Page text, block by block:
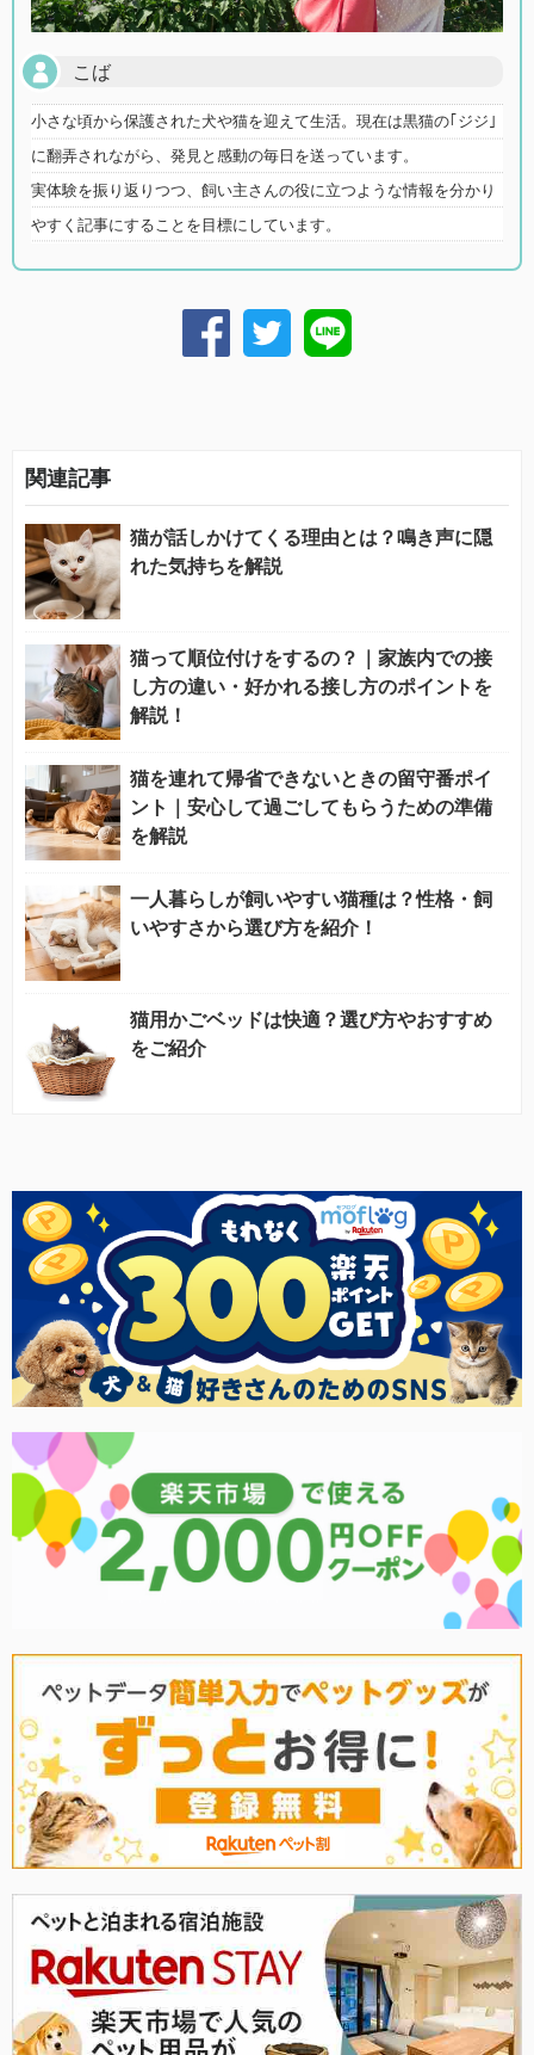
こば
小さな頃から保護された犬や猫を迎えて生活。現在は黒猫の｢ジジ｣
に翻弄されながら、発見と感動の毎日を送っています。
実体験を振り返りつつ、飼い主さんの役に立つような情報を分かり
やすく記事にすることを目標にしています。
関連記事
猫が話しかけてくる理由とは？鳴き声に隠
れた気持ちを解説
猫って順位付けをするの？｜家族内での接
し方の違い・好かれる接し方のポイントを
解説！
猫を連れて帰省できないときの留守番ポイ
ント｜安心して過ごしてもらうための準備
を解説
一人暮らしが飼いやすい猫種は？性格・飼
いやすさから選び方を紹介！
猫用かごベッドは快適？選び方やおすすめ
をご紹介